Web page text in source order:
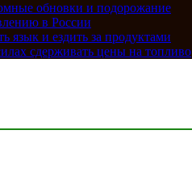
обновки и подорожание
в России
язык и ездить за продуктами
сдерживать цены на топливо